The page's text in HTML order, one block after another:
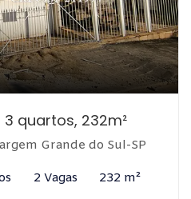
quartos, 232m²
Grande do Sul-SP
2 Vagas 232 m²